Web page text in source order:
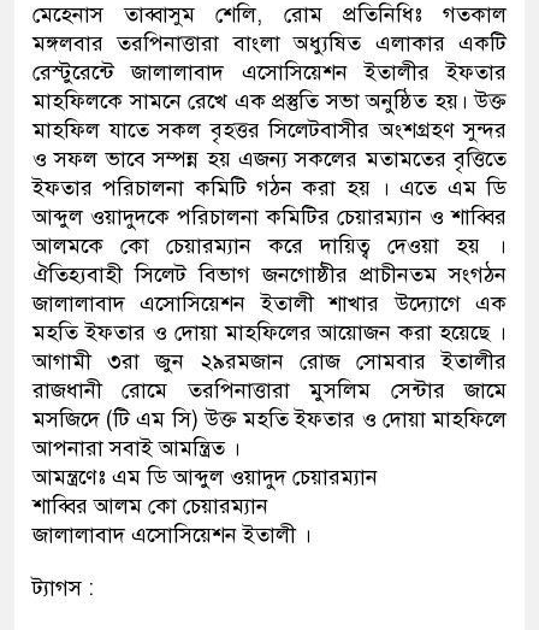
মেহেনাস তাব্বাসুম শেলি, রোম প্রতিনিধিঃ গতকাল
মঙ্গলবার তরপিনাত্তারা বাংলা অধ্যুষিত এলাকার একটি
রেস্টুরেন্টে জালালাবাদ এসোসিয়েশন ইতালীর ইফতার
মাহফিলকে সামনে রেখে এক প্রস্তুতি সভা অনুষ্ঠিত হয়। উক্ত
মাহফিল যাতে সকল বৃহত্তর সিলেটবাসীর অংশগ্রহণ সুন্দর
ও সফল ভাবে সম্পন্ন হয় এজন্য সকলের মতামতের বৃত্তিতে
ইফতার পরিচালনা কমিটি গঠন করা হয় । এতে এম ডি
আব্দুল ওয়াদুদকে পরিচালনা কমিটির চেয়ারম্যান ও শাব্বির
আলমকে কো চেয়ারম্যান করে দায়িত্ব দেওয়া হয় ।
ঐতিহ্যবাহী সিলেট বিভাগ জনগোষ্ঠীর প্রাচীনতম সংগঠন
জালালাবাদ এসোসিয়েশন ইতালী শাখার উদ্যোগে এক
মহতি ইফতার ও দোয়া মাহফিলের আয়োজন করা হয়েছে ।
আগামী ৩রা জুন ২৯রমজান রোজ সোমবার ইতালীর
রাজধানী রোমে তরপিনাত্তারা মুসলিম সেন্টার জামে
মসজিদে (টি এম সি) উক্ত মহতি ইফতার ও দোয়া মাহফিলে
আপনারা সবাই আমন্ত্রিত ।
আমন্ত্রণেঃ এম ডি আব্দুল ওয়াদুদ চেয়ারম্যান
শাব্বির আলম কো চেয়ারম্যান
জালালাবাদ এসোসিয়েশন ইতালী ।
ট্যাগস :